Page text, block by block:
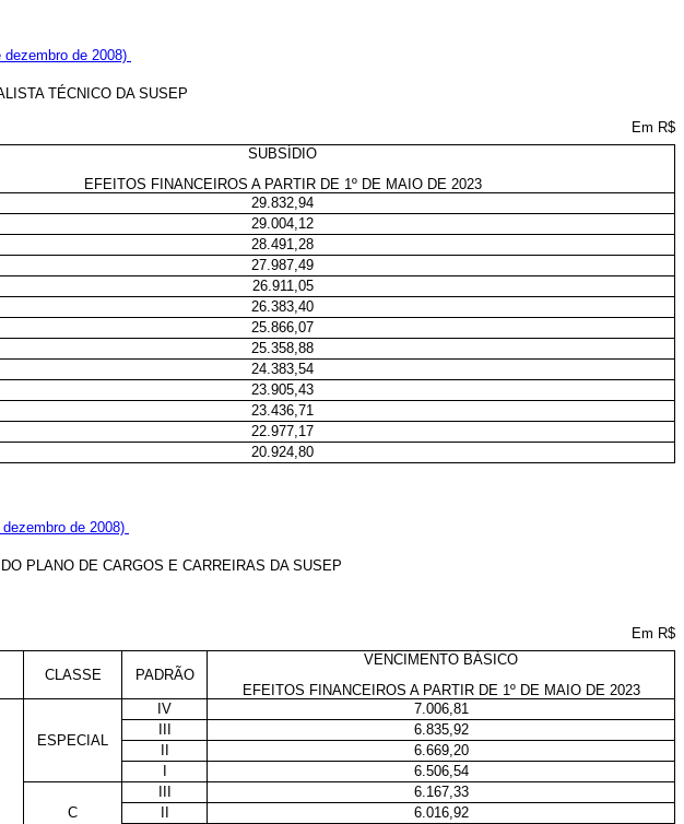
de 2008)
TÉCNICO DA SUSEP
Em R$
SUBSÍDIO
EFEITOS FINANCEIROS A PARTIR DE 1º DE MAIO DE 2023
29.832,94
29.004,12
28.491,28
27.987,49
26.911,05
26.383,40
25.866,07
25.358,88
24.383,54
23.905,43
23.436,71
22.977,17
20.924,80
de 2008)
PLANO DE CARGOS E CARREIRAS DA SUSEP
Em R$
CLASSE PADRÃO
VENCIMENTO BÁSICO
EFEITOS FINANCEIROS A PARTIR DE 1º DE MAIO DE 2023
ESPECIAL
IV
7.006,81
6.835,92
6.669,20
6.506,54
C
6.167,33
6.016,92